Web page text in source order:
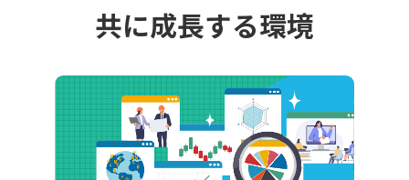
共に成長する環境